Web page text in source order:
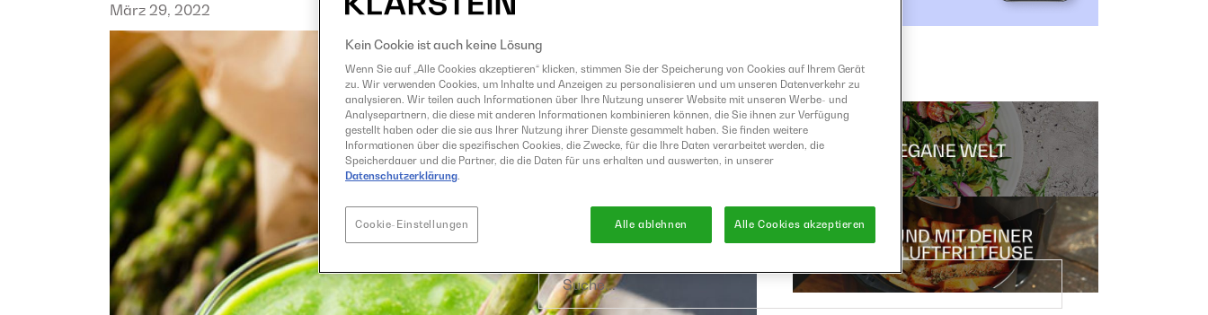
Grillen
Heißluftfritteuse
Kochen
Küchenmaschine
Mixer
Sous Vide
März 29, 2022
Kein Cookie ist auch keine Lösung
Wenn Sie auf „Alle Cookies akzeptieren“ klicken, stimmen Sie der Speicherung von Cookies auf Ihrem Gerät
zu. Wir verwenden Cookies, um Inhalte und Anzeigen zu personalisieren und um unseren Datenverkehr zu
analysieren. Wir teilen auch Informationen über Ihre Nutzung unserer Website mit unseren Werbe- und
Analysepartnern, die diese mit anderen Informationen kombinieren können, die Sie ihnen zur Verfügung
gestellt haben oder die sie aus Ihrer Nutzung ihrer Dienste gesammelt haben. Sie finden weitere
Informationen über die spezifischen Cookies, die Zwecke, für die Ihre Daten verarbeitet werden, die
Speicherdauer und die Partner, die die Daten für uns erhalten und auswerten, in unserer
Datenschutzerklärung.
Cookie-Einstellungen Alle ablehnen Alle Cookies akzeptieren